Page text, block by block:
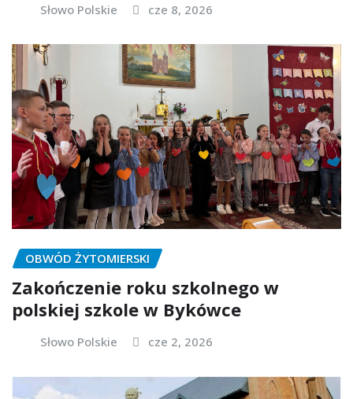
Słowo Polskie cze 8, 2026
OBWÓD ŻYTOMIERSKI
Zakończenie roku szkolnego w
polskiej szkole w Bykówce
Słowo Polskie cze 2, 2026